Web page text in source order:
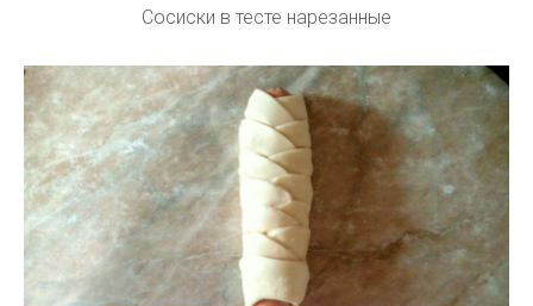
Сосиски в тесте нарезанные